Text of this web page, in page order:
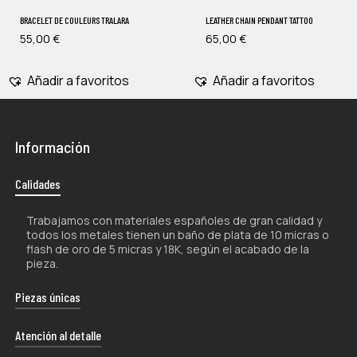
BRACELET DE COULEURS TRALARA
55,00 €
Añadir a favoritos
LEATHER CHAIN PENDANT TATTOO
65,00 €
Añadir a favoritos
Información
Calidades
Trabajamos con materiales españoles de gran calidad y
todos los metales tienen un baño de plata de 10 micras o
flash de oro de 5 micras y 18K, según el acabado de la
pieza.
Piezas únicas
La naturaleza artesanal de nuestros productos los hace
únicos por lo que, tanto su forma como su color, pueden
Atención al detalle